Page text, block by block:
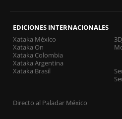
EDICIONES INTERNACIONALES
Xataka México
Xataka On
Xataka Colombia
Xataka Argentina
Xataka Brasil
Directo al Paladar México